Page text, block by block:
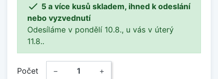
 5 a více kusů skladem, ihned k odeslání
nebo vyzvednutí
Odesíláme v pondělí 10.8., u vás v úterý
11.8..
Počet − +